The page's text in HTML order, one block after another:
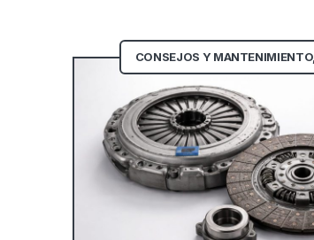
CONSEJOS Y MANTENIMIENTO,